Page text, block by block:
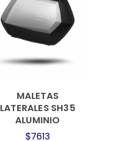
MALETAS
LATERALES SH35
ALUMINIO
$7613